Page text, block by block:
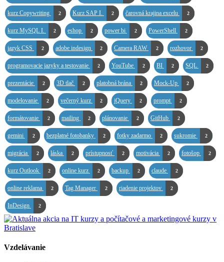
kurz Copywriting 2 Kurz SAP I. 2 čarovná krajina excelu 2
kurz MySQL I. 2 eshop 2 power bi 2 PowerShell 2
jazyk CSS 2 adobe indesign 2 Camera RAW 2 rozhovor 2
programovacie jazyky a testovanie 2 YouTube 2 BI 2 SQL 2
prezentácie 2 3D tlač 2 platobná brána 2 Mock-Up 2
modelovanie 2 večerný kurz 2 jQuery 2 prompt 2
formátovanie 2 mailing 2 plánovanie 2 GitHub 2
gemini 2 bezplatné fotobanky 2 fotky zadarmo 2 sukromie 2
migrácia 2 láska 2 prístupnosť 2 motivácia 2 fotošop 2
kurz Outlook 2 online kurz 2 backup 2 claude 2
online reklama 2 Tag Manager 2 riadenie projektov 2
InDesign 2
Vzdelávanie